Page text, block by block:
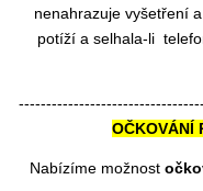
nenahrazuje vyšetření
potíží a selhala-li
OČKOVÁNÍ
Nabízíme možnost